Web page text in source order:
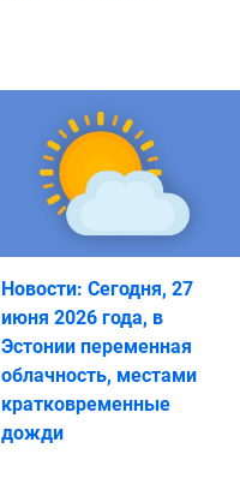
Новости: Сегодня, 27
июня 2026 года, в
Эстонии переменная
облачность, местами
кратковременные
дожди